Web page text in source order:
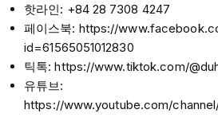
핫라인: +84 28 7308 4247
페이스북: https://
id=61565051012830
틱톡: https://www.tiktok.com/
유튜브:
https://www.youtube.com/